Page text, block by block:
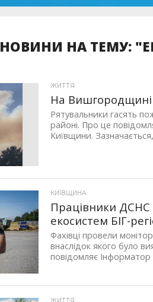
НОВИНИ НА ТЕМУ:
ЖИТТЯ
На Вишгородщині
Рятувальники гасять
районі. Про це
Київщини.
КИЇВЩИНА
Працівники
екосистем БІГ-
Фахівці провели
внаслідок якого було
повідомляє Інформатор